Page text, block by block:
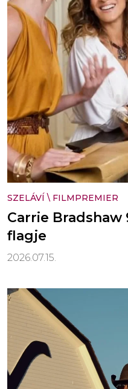
SZELÁVÍ \ FILMPREMIER
Carrie
flagje
2026.07.15.